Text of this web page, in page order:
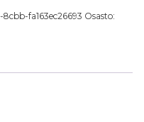
8cbb-fa163ec26693 Osasto: